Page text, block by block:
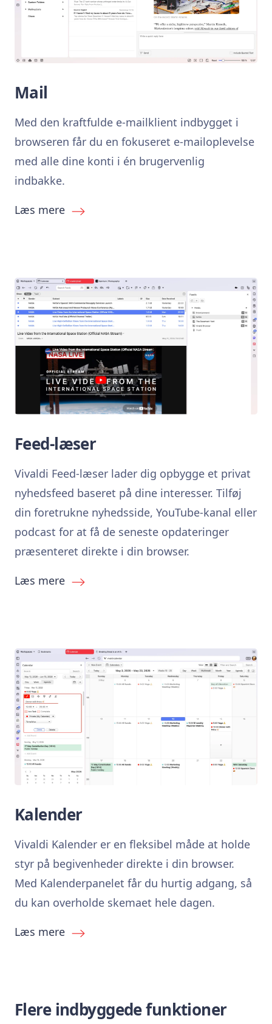
Mail
Med den kraftfulde e-mailklient indbygget i
browseren får du en fokuseret e-mailoplevelse
med alle dine konti i én brugervenlig
indbakke.
Læs mere
Feed-læser
Vivaldi Feed-læser lader dig opbygge et privat
nyhedsfeed baseret på dine interesser. Tilføj
din foretrukne nyhedsside, YouTube-kanal eller
podcast for at få de seneste opdateringer
præsenteret direkte i din browser.
Læs mere
Kalender
Vivaldi Kalender er en fleksibel måde at holde
styr på begivenheder direkte i din browser.
Med Kalenderpanelet får du hurtig adgang, så
du kan overholde skemaet hele dagen.
Læs mere
Flere indbyggede funktioner